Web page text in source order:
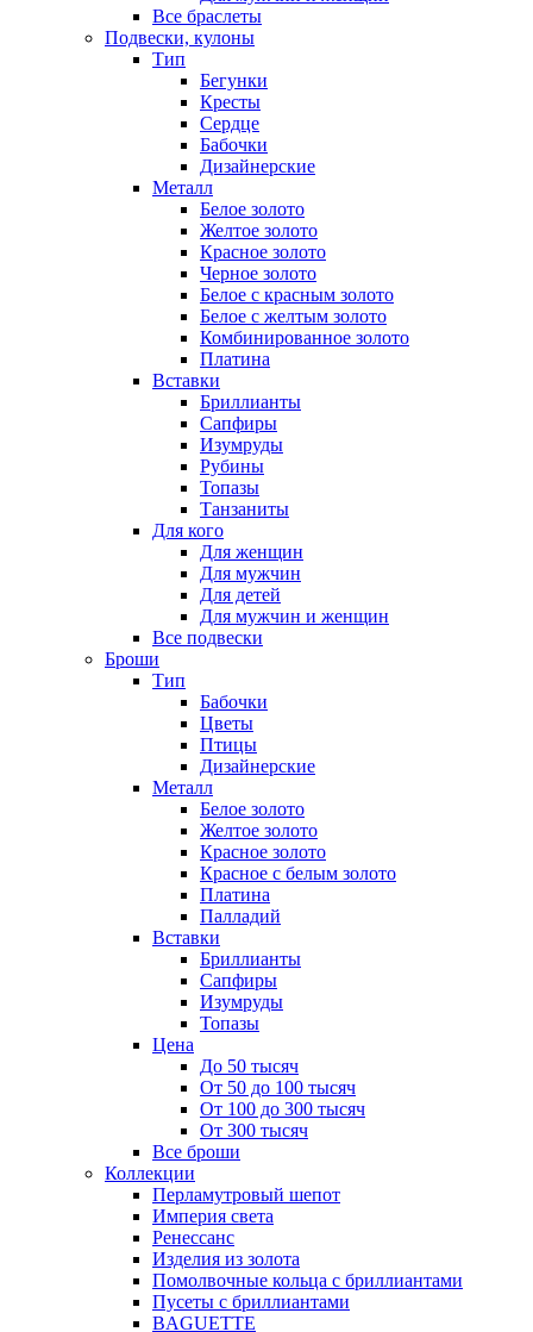
Все браслеты
Подвески, кулоны
Тип
Бегунки
Кресты
Сердце
Бабочки
Дизайнерские
Металл
Белое золото
Желтое золото
Красное золото
Черное золото
Белое с красным золото
Белое с желтым золото
Комбинированное золото
Платина
Вставки
Бриллианты
Сапфиры
Изумруды
Рубины
Топазы
Танзаниты
Для кого
Для женщин
Для мужчин
Для детей
Для мужчин и женщин
Все подвески
Броши
Тип
Бабочки
Цветы
Птицы
Дизайнерские
Металл
Белое золото
Желтое золото
Красное золото
Красное с белым золото
Платина
Палладий
Вставки
Бриллианты
Сапфиры
Изумруды
Топазы
Цена
До 50 тысяч
От 50 до 100 тысяч
От 100 до 300 тысяч
От 300 тысяч
Все броши
Коллекции
Перламутровый шепот
Империя света
Ренессанс
Изделия из золота
Помолвочные кольца с бриллиантами
Пусеты с бриллиантами
BAGUETTE